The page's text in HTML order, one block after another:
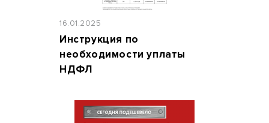
16.01.2025
Инструкция по
необходимости уплаты
НДФЛ